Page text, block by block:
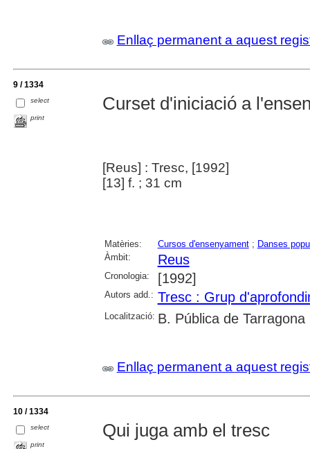
Enllaç permanent a aquest
9 / 1334
select
print
Curset d'iniciació a
[Reus] : Tresc, [1992]
[13] f. ; 31 cm
Matèries: Cursos d'ensenyament; Danses
Àmbit:
Reus
Cronologia: [1992]
Autors add.: Tresc : Grup
Localització: B. Pública de Tarragona
Enllaç permanent a aquest
10 / 1334
select
print
Qui juga amb el tresc